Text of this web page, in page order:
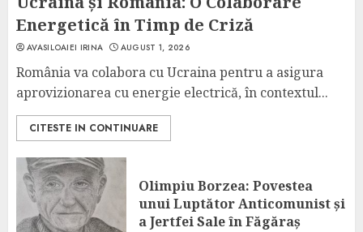
Energetică în Timp de Criză
AVASILOAIEI IRINA AUGUST 1, 2026
România va colabora cu Ucraina pentru a asigura
aprovizionarea cu energie electrică, în contextul...
CITESTE IN CONTINUARE
Olimpiu Borzea: Povestea
unui Luptător Anticomunist și
a Jertfei Sale în Făgăraș